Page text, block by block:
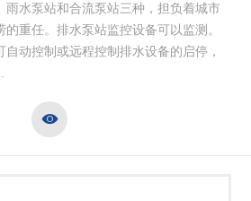
雨水泵站和合流泵站三种，担负着城市
重任。排水泵站监控设备可以监测。
动控制或远程控制排水设备的启停，
